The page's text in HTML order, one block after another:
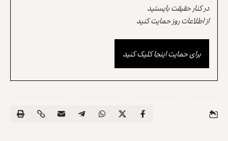
در کنار حقیقت بایستید
از اطلاعات روز حمایت کنید
برای حمایت اینجا کلیک کنید